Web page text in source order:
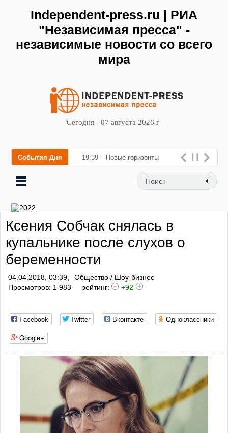
Independent-press.ru | РИА
"Независимая пресса" -
независимые новости со всего
мира
Сегодня - 07 августа 2026 г
События Дня 19:39 – Новые горизонты
флебологии: в Москве
открылся «Городской центр
заболе
Ксения Собчак снялась в
купальнике после слухов о
беременности
04.04.2018, 03:39, Общество / Шоу-бизнес
Просмотров: 1 983
рейтинг: +92
Facebook Twitter Вконтакте
Одноклассники
Google+